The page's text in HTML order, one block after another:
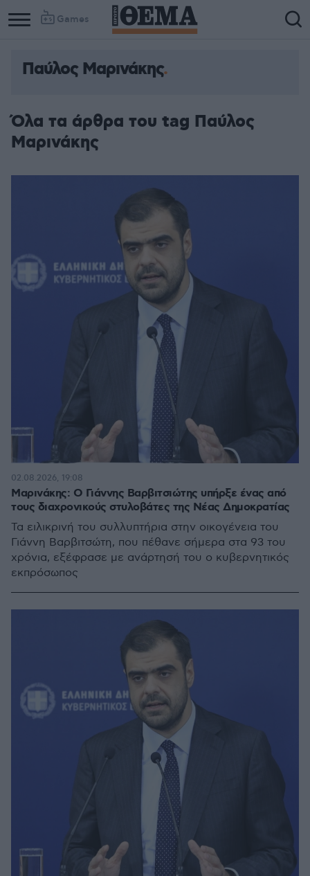
Games
Παύλος Μαρινάκης
Όλα τα άρθρα του tag Παύλος
Μαρινάκης
Μαρινάκης: Ο Γιάννης Βαρβιτσιώτης υπήρξε ένας από
τους διαχρονικούς στυλοβάτες της Νέας Δημοκρατίας
Τα ειλικρινή του συλλυπτήρια στην οικογένεια του
Γιάννη Βαρβιτσώτη, που πέθανε σήμερα στα 93 του
χρόνια, εξέφρασε με ανάρτησή του ο κυβερνητικός
εκπρόσωπος
02.08.2026, 19:08